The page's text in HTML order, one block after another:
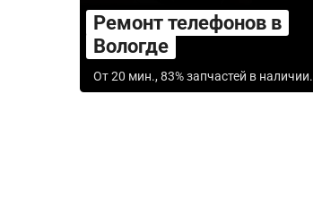
Ремонт телефонов в
Вологде
От 20 мин., 83% запчастей в наличии.